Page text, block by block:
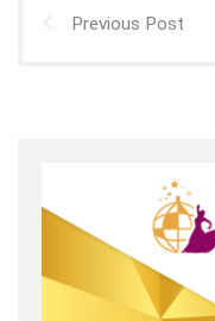
Previous Post